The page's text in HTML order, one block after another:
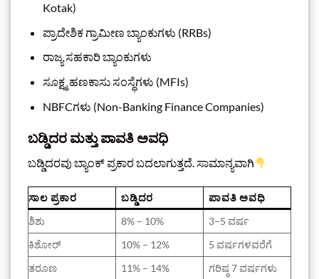
Kotak)
ಪ್ರಾದೇಶಿಕ ಗ್ರಾಮೀಣ ಬ್ಯಾಂಕುಗಳು (RRBs)
ರಾಜ್ಯ ಸಹಕಾರಿ ಬ್ಯಾಂಕುಗಳು
ಸೂಕ್ಷ್ಮ ಹಣಕಾಸು ಸಂಸ್ಥೆಗಳು (MFIs)
NBFCಗಳು (Non-Banking Finance Companies)
ಬಡ್ಡಿದರ ಮತ್ತು ಪಾವತಿ ಅವಧಿ
ಬಡ್ಡಿದರವು ಬ್ಯಾಂಕ್ ಪ್ರಕಾರ ಬದಲಾಗುತ್ತದೆ. ಸಾಮಾನ್ಯವಾಗಿ
ಸಾಲ ಪ್ರಕಾರ ಬಡ್ಡಿದರ
ಪಾವತಿ ಅವಧಿ
ಶಿಶು
8% – 10%
3–5 ವರ್ಷ
ಕಿಶೋರ್
10% – 12%
5 ವರ್ಷಗಳವರೆಗೆ
ತರೂಣ
11% – 14% ಗರಿಷ್ಠ 7 ವರ್ಷಗಳು